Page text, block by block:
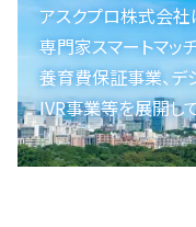
アスクプロ株式会社
専門家スマートマッ
養育費保証事業、 デ
IVR事業等を展開し